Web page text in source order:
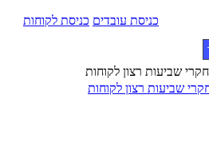
כניסת לקוחות כניסת עובדים
שביעות רצון לקוחות
שביעות רצון לקוחות